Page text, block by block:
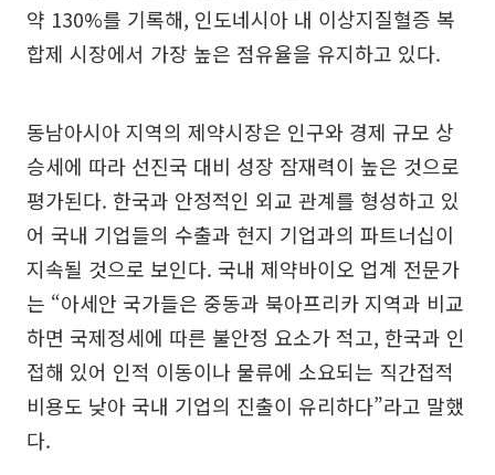
약 130%를 기록해, 인도네시아 내 이상지질혈증 복
합제 시장에서 가장 높은 점유율을 유지하고 있다.
동남아시아 지역의 제약시장은 인구와 경제 규모 상
승세에 따라 선진국 대비 성장 잠재력이 높은 것으로
평가된다. 한국과 안정적인 외교 관계를 형성하고 있
어 국내 기업들의 수출과 현지 기업과의 파트너십이
지속될 것으로 보인다. 국내 제약바이오 업계 전문가
는 “아세안 국가들은 중동과 북아프리카 지역과 비교
하면 국제정세에 따른 불안정 요소가 적고, 한국과 인
접해 있어 인적 이동이나 물류에 소요되는 직간접적
비용도 낮아 국내 기업의 진출이 유리하다”라고 말했
다.